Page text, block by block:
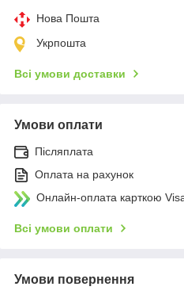
Нова Пошта
Укрпошта
Всі умови доставки
Умови оплати
Післяплата
Оплата на рахунок
Онлайн-оплата карткою
Всі умови оплати
Умови повернення